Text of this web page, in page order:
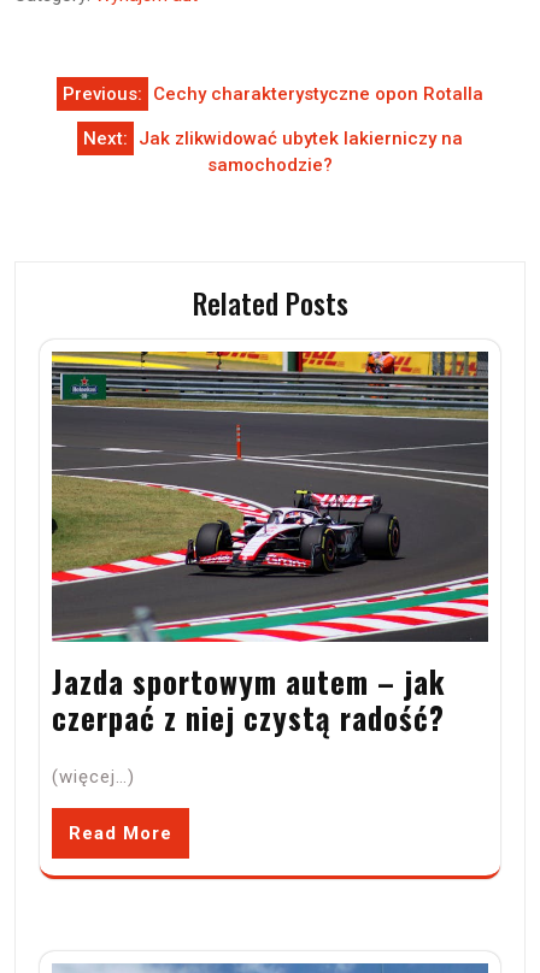
Nawigacja
wpisuPrevious: Cechy charakterystyczne opon Rotalla
Next:
Jak zlikwidować ubytek lakierniczy na
samochodzie?
Related Posts
Jazda sportowym autem – jak
czerpać z niej czystą radość?
(więcej…)
Read More